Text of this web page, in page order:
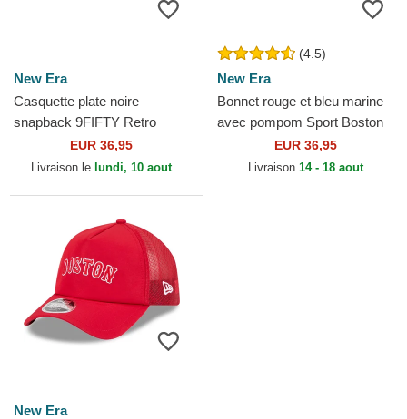
New Era
Casquette plate noire
snapback 9FIFTY Retro
Crown Plaid Boston Red Sox
MLB New Era
EUR 36,95
Livraison le lundi, 10 aout
(4.5)
New Era
Bonnet rouge et bleu marine
avec pompom Sport Boston
Red Sox MLB New Era
EUR 36,95
Livraison 14 - 18 aout
New Era